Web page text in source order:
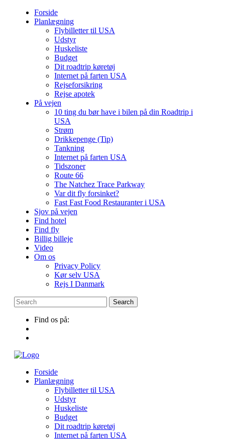
Forside
Planlægning
Flybilletter til USA
Udstyr
Huskeliste
Budget
Dit roadtrip køretøj
Internet på farten USA
Rejseforsikring
Rejse apotek
På vejen
10 ting du bør have i bilen på din Roadtrip i
USA
Strøm
Drikkepenge (Tip)
Tankning
Internet på farten USA
Tidszoner
Route 66
The Natchez Trace Parkway
Var dit fly forsinket?
Fast Fast Food Restauranter i USA
Sjov på vejen
Find hotel
Find fly
Billig billeje
Video
Om os
Privacy Policy
Kør selv USA
Rejs I Danmark
Find os på:
Forside
Planlægning
Flybilletter til USA
Udstyr
Huskeliste
Budget
Dit roadtrip køretøj
Internet på farten USA